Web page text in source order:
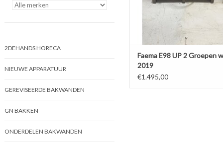
2DEHANDS HORECA
NIEUWE APPARATUUR
GEREVISEERDE BAKWANDEN
GN BAKKEN
ONDERDELEN BAKWANDEN
Faema E98 UP 2 Groepen
2019
€1.495,00